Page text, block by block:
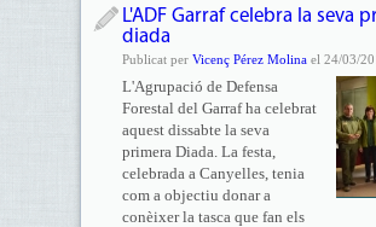
L'ADF Garraf celebra la seva
diada
Publicat per Vicenç Pérez Molinael 24/03/
L'Agrupació de Defensa
Forestal del Garraf ha celebrat
aquest dissabte la seva
primera Diada. La festa,
celebrada a Canyelles, tenia
com a objectiu donar a
conèixer la tasca que fan els